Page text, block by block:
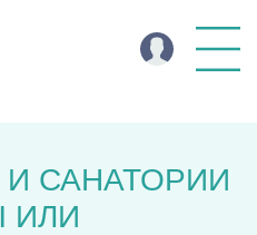
САНАТОРИИ
ИЛИ